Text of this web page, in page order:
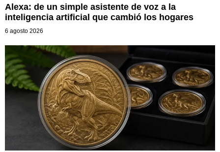
Alexa: de un simple asistente de voz a la
inteligencia artificial que cambió los hogares
6 agosto 2026